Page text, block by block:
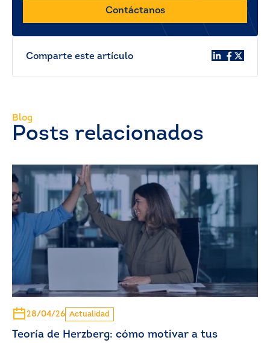
Contáctanos
Comparte este artículo
Blog
Posts relacionados
28/04/26 Actualidad
Teoría de Herzberg: cómo motivar a tus